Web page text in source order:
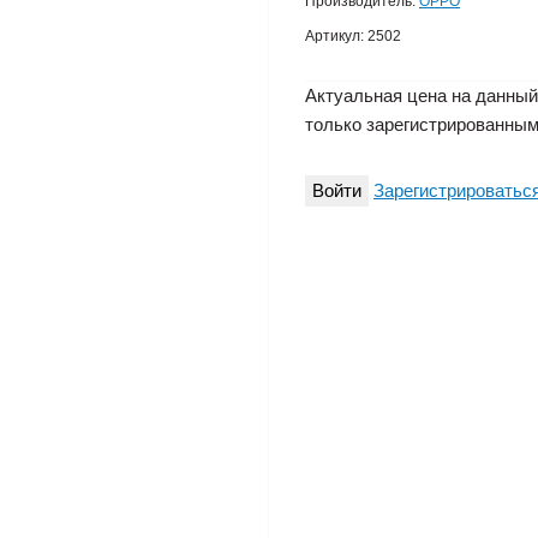
Артикул: 2502
Актуальная цена на
только
Войти